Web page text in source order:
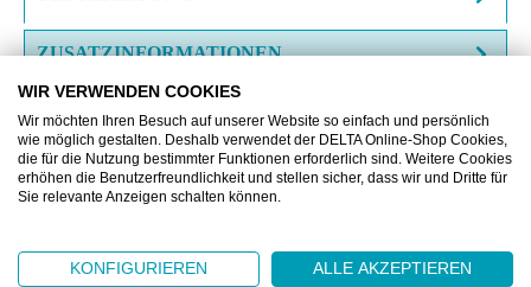
ZUSATZINFORMATIONEN
Produktgalerie überspringen
Unsere Empfehlung zum Produkt
WIR VERWENDEN COOKIES
Wir möchten Ihren Besuch auf unserer Website so einfach und persönlich
wie möglich gestalten. Deshalb verwendet der DELTA Online-Shop Cookies,
die für die Nutzung bestimmter Funktionen erforderlich sind. Weitere Cookies
erhöhen die Benutzerfreundlichkeit und stellen sicher, dass wir und Dritte für
Sie relevante Anzeigen schalten können.
KONFIGURIEREN ALLE AKZEPTIEREN